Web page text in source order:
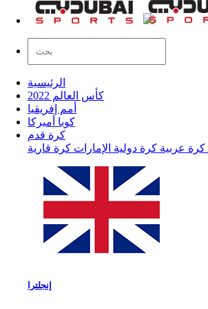
الرئيسية
كأس العالم 2022
أمم إفريقيا
كوبا أميركا
كرة قدم
كرة عربية كرة دولية الإمارات كرة قارية
إنجلترا